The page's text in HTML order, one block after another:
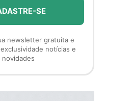
newsletter gratuita e
notícias e
novidades